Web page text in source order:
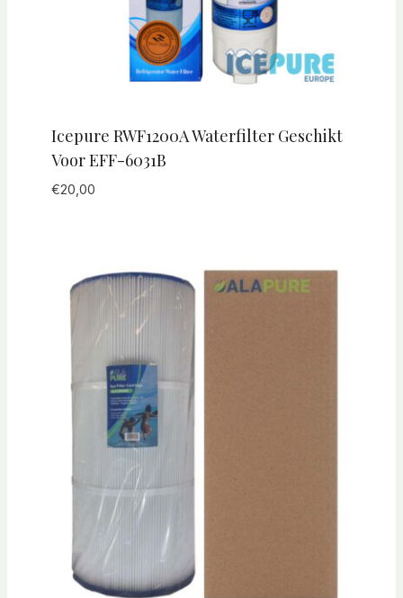
Icepure RWF1200A Waterfilter Geschikt
Voor EFF-6031B
€20,00